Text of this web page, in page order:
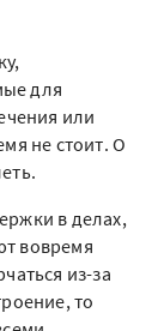
для
или
не стоит. О
в делах,
вовремя
из-за
то